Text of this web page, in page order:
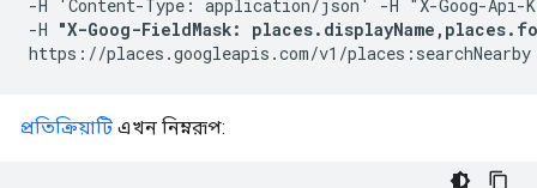
-H 'Content-Type: application/json' -H "X-Goog-Api-
-H "X-Goog-FieldMask:
প্রতিক্রিয়াটি এখন নিম্নরূপ: